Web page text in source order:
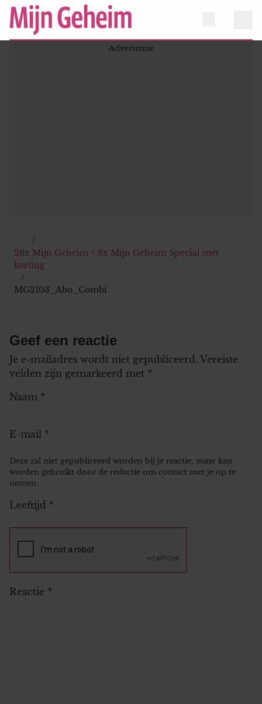
26x Mijn Geheim + 6x Mijn Geheim Special met
korting
MG2103_Abo_Combi
Geef een reactie
Je e-mailadres wordt niet gepubliceerd. Vereiste
velden zijn gemarkeerd met *
Naam *
E-mail *
Deze zal niet gepubliceerd worden bij je reactie, maar kan
worden gebruikt door de redactie om contact met je op te
nemen.
Leeftijd *
Reactie *